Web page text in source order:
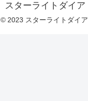
スターライトダイア
© 2023 スターライトダイア.